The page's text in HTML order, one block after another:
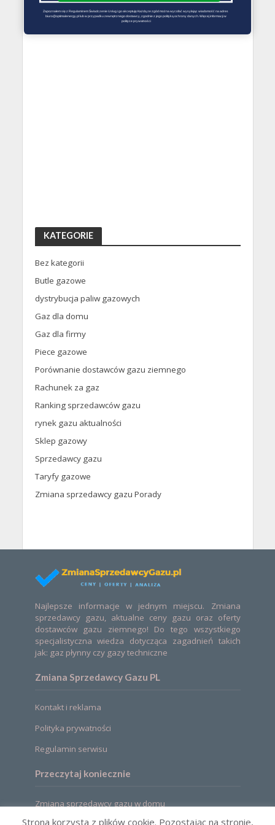
KATEGORIE
Bez kategorii
Butle gazowe
dystrybucja paliw gazowych
Gaz dla domu
Gaz dla firmy
Piece gazowe
Porównanie dostawców gazu ziemnego
Rachunek za gaz
Ranking sprzedawców gazu
rynek gazu aktualności
Sklep gazowy
Sprzedawcy gazu
Taryfy gazowe
Zmiana sprzedawcy gazu Porady
Najlepsze informacje w jednym miejscu. Zmiana
sprzedawcy gazu, aktualne ceny gazu oraz oferty
dostawców gazu ziemnego! Do tego wszystkiego
specjalistyczna wiedza dotycząca zagadnień takich
jak: gaz płynny czy gazy techniczne
Zmiana Sprzedawcy Gazu PL
Kontakt i reklama
Polityka prywatności
Regulamin serwisu
Przeczytaj koniecznie
Zmiana sprzedawcy gazu w domu
Zapoznałem się z Regulaminem Świadczenie Usług i go akceptuję Każdą ze zgód można wycofać wysyłając wiadomość na adres
biuro@optimalenergy.pl lub w przypadku zewnętrznego dostawcy, zgodnie z jego polityką ochrony danych. Więcej informacji w
polityce prywatności
Strona korzysta z plików cookie. Pozostając na stronie,